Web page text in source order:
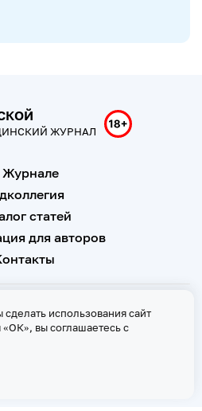
ЖУРНАЛ
статей
для авторов
на страницу-первоисточник обязательна
Эл № ФС 77 - 67146 от 16
2016 г
использования сайт
вы соглашаетесь с